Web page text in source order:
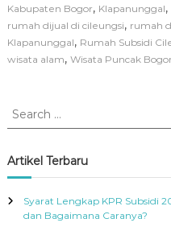
Kabupaten Bogor, Klapanunggal,
rumah dijual di cileungsi, rumah
Klapanunggal, Rumah Subsidi
wisata alam, Wisata Puncak Bogor
S
r
c
f
Artikel Terbaru
Syarat Lengkap KPR Subsidi
dan Bagaimana Caranya?